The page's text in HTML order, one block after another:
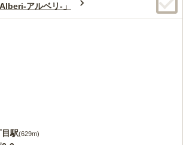
アルベリ-」
目駅(629m)